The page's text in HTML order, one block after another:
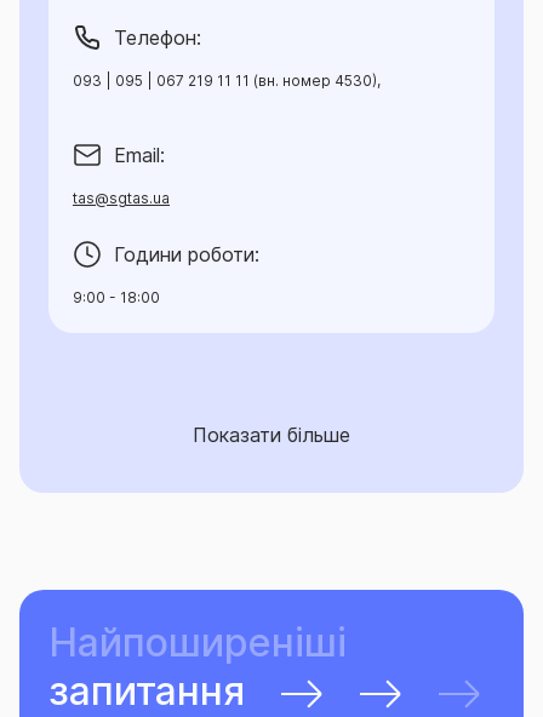
Телефон:
093 | 095 | 067 219 11 11 (вн. номер 4530),
Email:
tas@sgtas.ua
Години роботи:
9:00 - 18:00
Показати більше
Найпоширеніші
запитання